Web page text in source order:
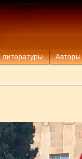
литературы Авторы